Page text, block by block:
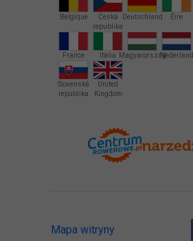
Belgique
Česká
republika
Deutschland Éire
France Italia MagyarországNederland
Slovenská
republika
United
Kingdom
Mapa witryny